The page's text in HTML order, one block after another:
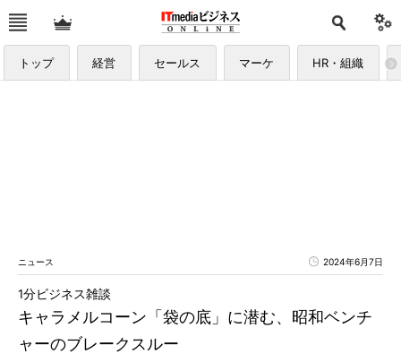
トップ 経営 セールス マーケ HR・組織
ニュース 2024年6月7日
キャラメルコーン「袋の底」に潜む、昭和ベンチ
ャーのブレークスルー
1分ビジネス雑談